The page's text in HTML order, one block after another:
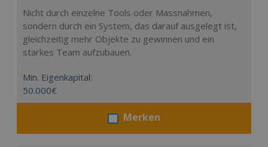
Nicht durch einzelne Tools oder Massnahmen,
sondern durch ein System, das darauf ausgelegt ist,
gleichzeitig mehr Objekte zu gewinnen und ein
starkes Team aufzubauen.
Min. Eigenkapital:
50.000€
Merken